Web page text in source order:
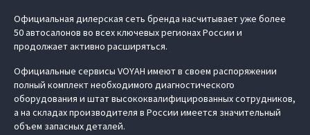
Официальная дилерская сеть бренда насчитывает уже более
50 автосалонов во всех ключевых регионах России и
продолжает активно расширяться.
Официальные сервисы VOYAH имеют в своем распоряжении
полный комплект необходимого диагностического
оборудования и штат высококвалифицированных сотрудников,
а на складах производителя в России имеется значительный
объем запасных деталей.